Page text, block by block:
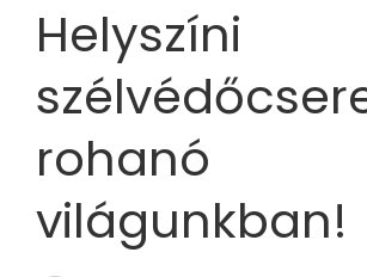
Helyszíni
rohanó
világunkban!